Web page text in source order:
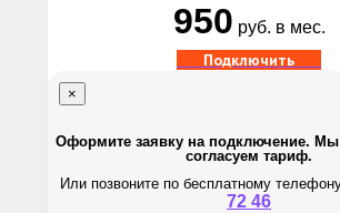
950 руб. в мес.
Подключить
×
Оформите заявку на подключение.
согласуем тариф.
Или позвоните по бесплатному
72 46